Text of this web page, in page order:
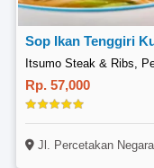
Rp. 57,000
Jl. Percetakan Negara No. 27A, Cempaka